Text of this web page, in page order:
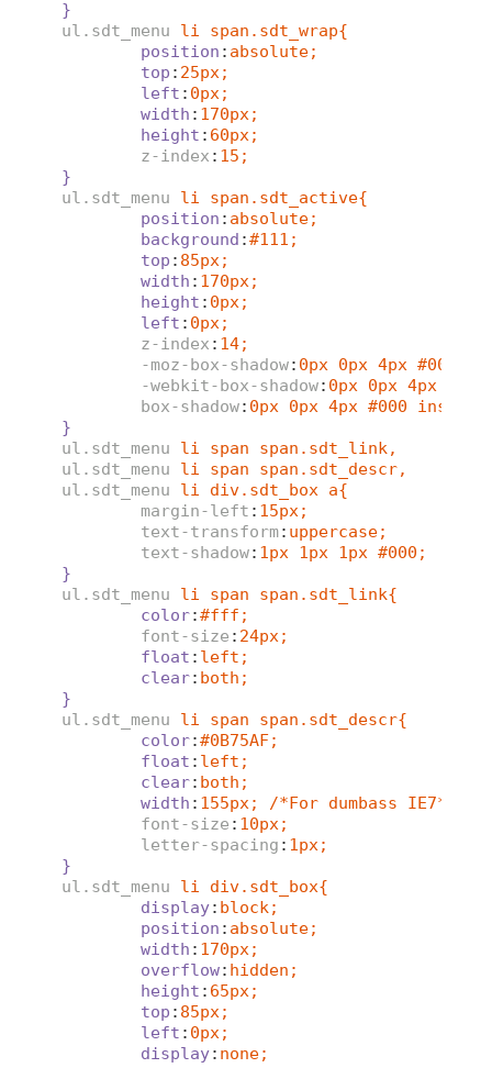
}
ul.sdt_menu
li span.sdt_wrap{
position : absolute;
top : 25px;
left : 0px;
width : 170px;
height : 60px;
z-index : 15;
}
ul.sdt_menu
li span.sdt_active{
position : absolute;
background :#111;
top : 85px;
width : 170px;
height : 0px;
left : 0px;
z-index : 14;
-moz-box-shadow: 0px 0px 4px #000
-webkit-box-shadow: 0px 0px 4px
box-shadow: 0px 0px 4px #000 inset;
}
ul.sdt_menu
li span span.sdt_link,
ul.sdt_menu
li span span.sdt_descr,
ul.sdt_menu
li div.sdt_box a{
margin-left : 15px;
text-transform: uppercase;
text-shadow: 1px 1px 1px #000;
}
ul.sdt_menu
li span span.sdt_link{
color:#fff;
font-size : 24px;
float : left;
clear: both;
}
ul.sdt_menu
li span span.sdt_descr{
color:#0B75AF;
float : left;
clear: both;
width : 155px; /*For dumbass IE7*/
font-size : 10px;
letter-spacing : 1px;
}
ul.sdt_menu
li div.sdt_box{
display: block;
position : absolute;
width : 170px;
overflow: hidden;
height : 65px;
top : 85px;
left : 0px;
display: none;